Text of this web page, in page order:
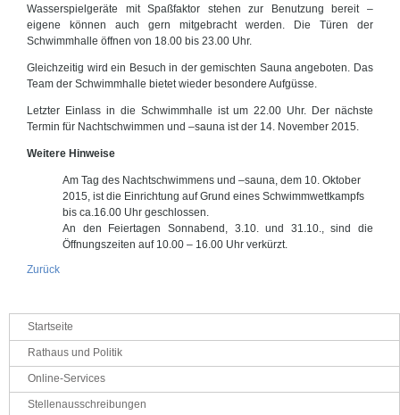
Wasserspielgeräte mit Spaßfaktor stehen zur Benutzung bereit –
eigene können auch gern mitgebracht werden. Die Türen der
Schwimmhalle öffnen von 18.00 bis 23.00 Uhr.
Gleichzeitig wird ein Besuch in der gemischten Sauna angeboten. Das
Team der Schwimmhalle bietet wieder besondere Aufgüsse.
Letzter Einlass in die Schwimmhalle ist um 22.00 Uhr. Der nächste
Termin für Nachtschwimmen und –sauna ist der 14. November 2015.
Weitere Hinweise
Am Tag des Nachtschwimmens und –sauna, dem 10. Oktober
2015, ist die Einrichtung auf Grund eines Schwimmwettkampfs
bis ca.16.00 Uhr geschlossen.
An den Feiertagen Sonnabend, 3.10. und 31.10., sind die
Öffnungszeiten auf 10.00 – 16.00 Uhr verkürzt.
Zurück
Navigation
überspringen
Startseite
Rathaus und Politik
Online-Services
Stellenausschreibungen